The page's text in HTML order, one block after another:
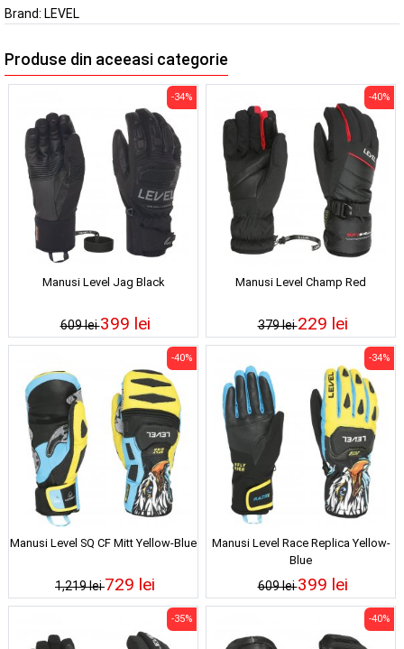
Brand: LEVEL
Produse din aceeasi categorie
Manusi Level Jag Black
609 lei
-34%
399 lei
Manusi Level Champ Red
379 lei
-40%
229 lei
Manusi Level SQ CF Mitt Yellow-Blue
1,219 lei
-40%
729 lei
Manusi Level Race Replica Yellow-
Blue
609 lei
-34%
399 lei
-35% -40%